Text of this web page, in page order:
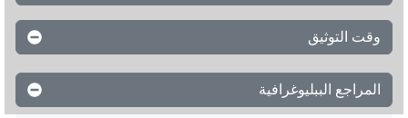
وقت التوثيق
المراجع الببليوغرافية